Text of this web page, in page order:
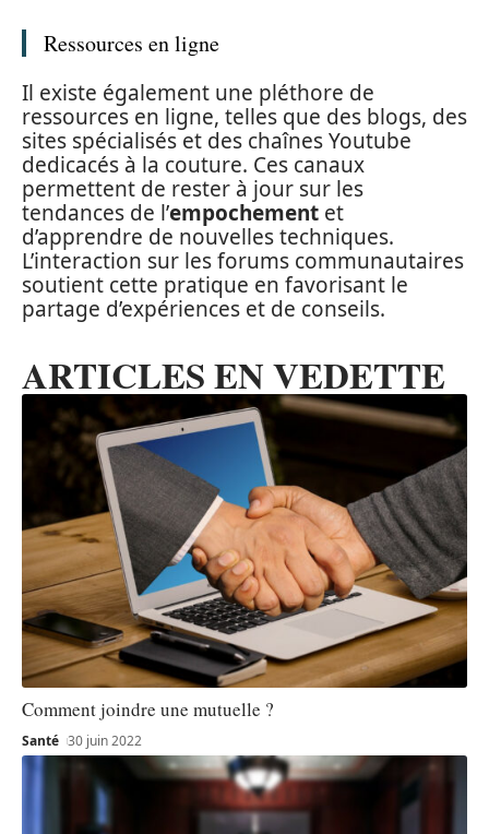
Ressources en ligne
Il existe également une pléthore de
ressources en ligne, telles que des blogs, des
sites spécialisés et des chaînes Youtube
dedicacés à la couture. Ces canaux
permettent de rester à jour sur les
tendances de l’empochement et
d’apprendre de nouvelles techniques.
L’interaction sur les forums communautaires
soutient cette pratique en favorisant le
partage d’expériences et de conseils.
ARTICLES EN VEDETTE
Comment joindre une mutuelle ?
Santé 30 juin 2022